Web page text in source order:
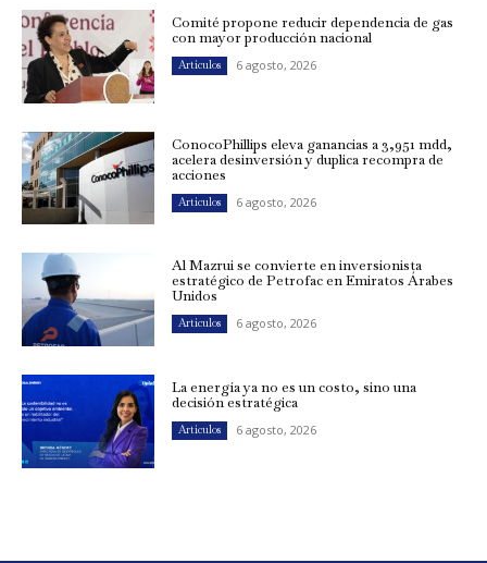
Comité propone reducir dependencia de gas
con mayor producción nacional
Artículos 6 agosto, 2026
ConocoPhillips eleva ganancias a 3,951 mdd,
acelera desinversión y duplica recompra de
acciones
Artículos 6 agosto, 2026
Al Mazrui se convierte en inversionista
estratégico de Petrofac en Emiratos Árabes
Unidos
Artículos 6 agosto, 2026
La energía ya no es un costo, sino una
decisión estratégica
Artículos 6 agosto, 2026